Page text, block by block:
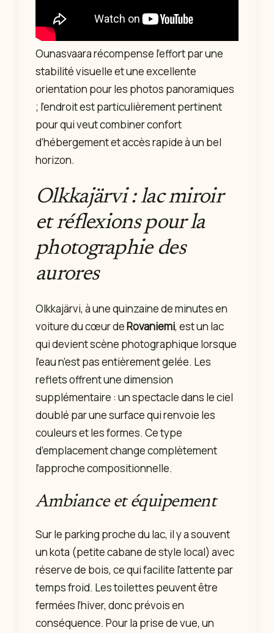
Ounasvaara récompense l’effort par une
stabilité visuelle et une excellente
orientation pour les photos panoramiques
; l’endroit est particulièrement pertinent
pour qui veut combiner confort
d’hébergement et accès rapide à un bel
horizon.
Olkkajärvi : lac miroir
et réflexions pour la
photographie des
aurores
Olkkajärvi, à une quinzaine de minutes en
voiture du cœur deRovaniemi, est un lac
qui devient scène photographique lorsque
l’eau n’est pas entièrement gelée. Les
reflets offrent une dimension
supplémentaire : un spectacle dans le ciel
doublé par une surface qui renvoie les
couleurs et les formes. Ce type
d’emplacement change complètement
l’approche compositionnelle.
Ambiance et équipement
Sur le parking proche du lac, il y a souvent
un kota (petite cabane de style local) avec
réserve de bois, ce qui facilite l’attente par
temps froid. Les toilettes peuvent être
fermées l’hiver, donc prévois en
conséquence. Pour la prise de vue, un